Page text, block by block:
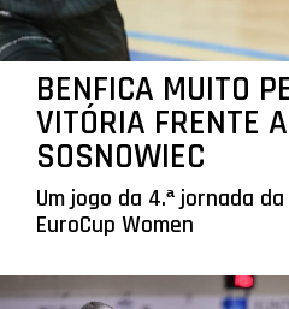
BENFICA MUITO
VITÓRIA FRENTE
SOSNOWIEC
Um jogo da 4.ª jornada
EuroCup Women